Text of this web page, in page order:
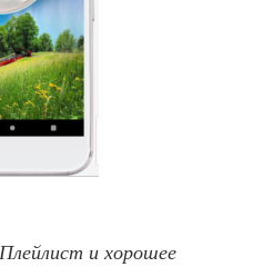
и хорошее